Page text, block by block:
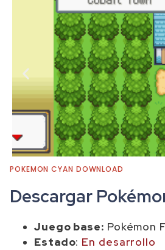
POKEMON CYAN DOWNLOAD
Descargar
Juego base: Pokémon
Estado: En desarrollo